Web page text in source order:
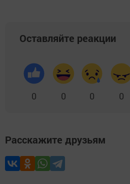
Оставляйте реакции
0 0 0 0
Расскажите друзьям